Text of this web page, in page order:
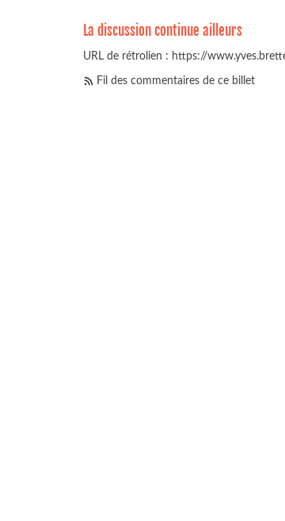
La discussion continue ailleurs
URL de rétrolien : https://
Fil des commentaires de ce billet